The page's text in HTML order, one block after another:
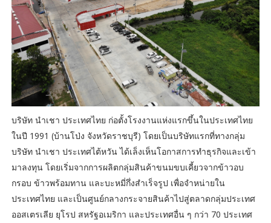
บริษัท นำเชา ประเทศไทย ก่อตั้งโรงงานแห่งแรกขึ้นในประเทศไทย
ในปี 1991 (บ้านโป่ง จังหวัดราชบุรี) โดยเป็นบริษัทแรกที่ทางกลุ่ม
บริษัท นำเชา ประเทศไต้หวัน ได้เล็งเห็นโอกาสการทำธุรกิจและเข้า
มาลงทุน โดยเริ่มจากการผลิตกลุ่มสินค้าขนมขบเคี้ยวจากข้าวอบ
กรอบ ข้าวพร้อมทาน และบะหมี่กึ่งสำเร็จรูป เพื่อจำหน่ายใน
ประเทศไทย และเป็นศูนย์กลางกระจายสินค้าไปสู่ตลาดกลุ่มประเทศ
ออสเตรเลีย ยุโรป สหรัฐอเมริกา และประเทศอื่น ๆ กว่า 70 ประเทศ